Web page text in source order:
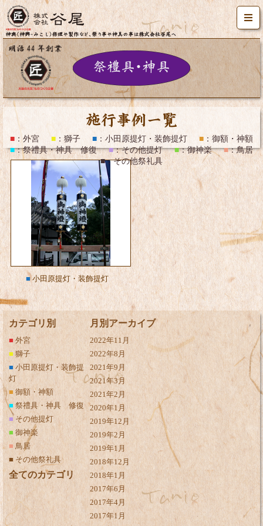
■ ：外宮 ■ ： 獅子 ■ ： 小田原提灯・装飾提灯 ■ ： 御額・神額
■：祭禮具・神具 修復 ■：その他提灯 ■：御神楽 ■：鳥居
■：その他祭礼具
■小田原提灯・装飾提灯
カテゴリ別
■ 外宮
■ 獅子
■ 小田原提灯・装飾提
灯
■ 御額・神額
■ 祭禮具・神具 修復
■ その他提灯
■ 御神楽
■ 鳥居
■ その他祭礼具
全てのカテゴリ
月別アーカイブ
2022年11月
2022年8月
2021年9月
2021年3月
2021年2月
2020年1月
2019年12月
2019年2月
2019年1月
2018年12月
2018年1月
2017年6月
2017年4月
2017年1月